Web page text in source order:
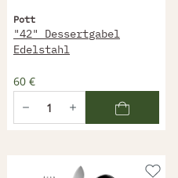
Pott
"42" Dessertgabel
Edelstahl
60 €